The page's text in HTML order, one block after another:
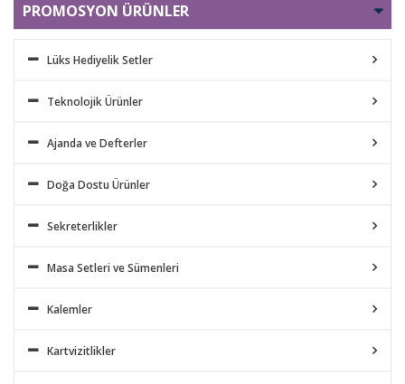
PROMOSYON ÜRÜNLER
Lüks Hediyelik Setler
Teknolojik Ürünler
Ajanda ve Defterler
Doğa Dostu Ürünler
Sekreterlikler
Masa Setleri ve Sümenleri
Kalemler
Kartvizitlikler